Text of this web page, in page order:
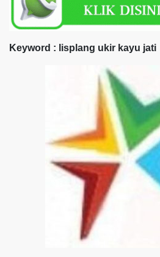
Keyword : lisplang ukir kayu jati